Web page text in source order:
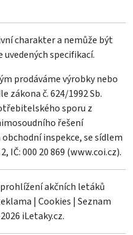
charakter a nemůže být
specifikací.
prodáváme výrobky nebo
zákona č. 624/1992 Sb.
sporu z
řešení
inspekce, se sídlem
IČ: 000 20 869 (www.coi.cz).
akčních letáků
| Cookies | Seznam
iLetaky.cz.